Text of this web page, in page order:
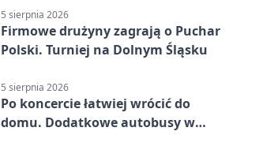
5 sierpnia 2026
Firmowe drużyny zagrają o Puchar
Polski. Turniej na Dolnym Śląsku
5 sierpnia 2026
Po koncercie łatwiej wrócić do
domu. Dodatkowe autobusy w